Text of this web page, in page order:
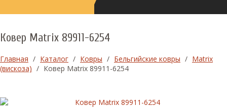
Ковер Matrix 89911-6254
Главная / Каталог / Ковры / Бельгийские ковры / Matrix
(вискоза) / Ковер Matrix 89911-6254